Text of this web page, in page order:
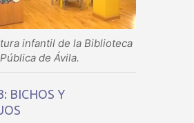
infantil de la Biblioteca
Pública de Ávila.
BICHOS Y